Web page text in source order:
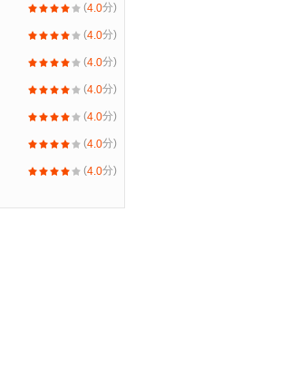
(4.0分)
(4.0分)
(4.0分)
(4.0分)
(4.0分)
(4.0分)
(4.0分)